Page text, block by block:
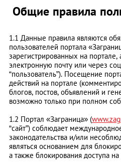
Общие правила
1.1 Данные правила являются
пользователей портала
зарегистрированных на
электронную почту или через
“пользователь”). Посещение
действий на портале
блогов, постов, объявлений и
возможно только при полном
1.2 Портал «Заграница» (
“сайт”) соблюдает
законодательства и/или
являться основанием для
а также блокирования доступа